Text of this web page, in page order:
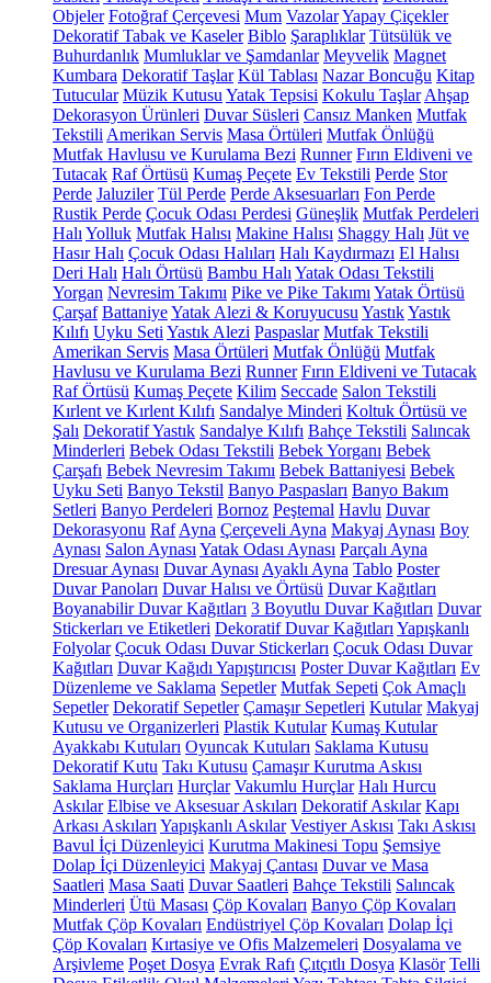
Objeler Fotoğraf Çerçevesi Mum VazolarYapay Çiçekler
Dekoratif Tabak ve Kaseler Biblo Şaraplıklar Tütsülük ve
Buhurdanlık Mumluklar ve Şamdanlar Meyvelik Magnet
Kumbara Dekoratif Taşlar Kül Tablası Nazar Boncuğu Kitap
Tutucular Müzik Kutusu Yatak Tepsisi Kokulu Taşlar Ahşap
Dekorasyon Ürünleri Duvar Süsleri Cansız Manken Mutfak
Tekstili Amerikan Servis Masa Örtüleri Mutfak Önlüğü
Mutfak Havlusu ve Kurulama Bezi Runner Fırın Eldiveni ve
Tutacak Raf Örtüsü Kumaş Peçete Ev Tekstili Perde Stor
Perde Jaluziler Tül Perde Perde Aksesuarları Fon Perde
Rustik Perde Çocuk Odası Perdesi Güneşlik Mutfak Perdeleri
Halı Yolluk Mutfak Halısı Makine Halısı Shaggy Halı Jüt ve
Hasır Halı Çocuk Odası Halıları Halı Kaydırmazı El Halısı
Deri Halı Halı Örtüsü Bambu Halı Yatak Odası Tekstili
Yorgan Nevresim Takımı Pike ve Pike Takımı Yatak Örtüsü
Çarşaf BattaniyeYatak Alezi & Koruyucusu YastıkYastık
Kılıfı Uyku Seti Yastık Alezi Paspaslar Mutfak Tekstili
Amerikan Servis Masa Örtüleri Mutfak Önlüğü Mutfak
Havlusu ve Kurulama Bezi Runner Fırın Eldiveni ve Tutacak
Raf Örtüsü Kumaş Peçete Kilim Seccade Salon Tekstili
Kırlent ve Kırlent Kılıfı Sandalye Minderi Koltuk Örtüsü ve
Şalı Dekoratif Yastık Sandalye Kılıfı Bahçe Tekstili Salıncak
Minderleri Bebek Odası Tekstili Bebek Yorganı Bebek
Çarşafı Bebek Nevresim Takımı Bebek Battaniyesi Bebek
Uyku Seti Banyo Tekstil Banyo Paspasları Banyo Bakım
Setleri Banyo Perdeleri Bornoz Peştemal Havlu Duvar
Dekorasyonu Raf Ayna Çerçeveli Ayna Makyaj Aynası Boy
Aynası Salon Aynası Yatak Odası Aynası Parçalı Ayna
Dresuar Aynası Duvar Aynası Ayaklı Ayna Tablo Poster
Duvar Panoları Duvar Halısı ve Örtüsü Duvar Kağıtları
Boyanabilir Duvar Kağıtları 3 Boyutlu Duvar Kağıtları Duvar
Stickerları ve Etiketleri Dekoratif Duvar Kağıtları Yapışkanlı
Folyolar Çocuk Odası Duvar Stickerları Çocuk Odası Duvar
Kağıtları Duvar Kağıdı Yapıştırıcısı Poster Duvar Kağıtları Ev
Düzenleme ve Saklama Sepetler Mutfak Sepeti Çok Amaçlı
Sepetler Dekoratif Sepetler Çamaşır Sepetleri Kutular Makyaj
Kutusu ve Organizerleri Plastik Kutular Kumaş Kutular
Ayakkabı Kutuları Oyuncak Kutuları Saklama Kutusu
Dekoratif Kutu Takı Kutusu Çamaşır Kurutma Askısı
Saklama Hurçları Hurçlar Vakumlu Hurçlar Halı Hurcu
Askılar Elbise ve Aksesuar Askıları Dekoratif Askılar Kapı
Arkası Askıları Yapışkanlı Askılar Vestiyer Askısı Takı Askısı
Bavul İçi Düzenleyici Kurutma Makinesi Topu Şemsiye
Dolap İçi Düzenleyici Makyaj Çantası Duvar ve Masa
Saatleri Masa Saati Duvar Saatleri Bahçe Tekstili Salıncak
Minderleri Ütü Masası Çöp Kovaları Banyo Çöp Kovaları
Mutfak Çöp Kovaları Endüstriyel Çöp Kovaları Dolap İçi
Çöp Kovaları Kırtasiye ve Ofis Malzemeleri Dosyalama ve
Arşivleme Poşet Dosya Evrak Rafı Çıtçıtlı Dosya Klasör Telli